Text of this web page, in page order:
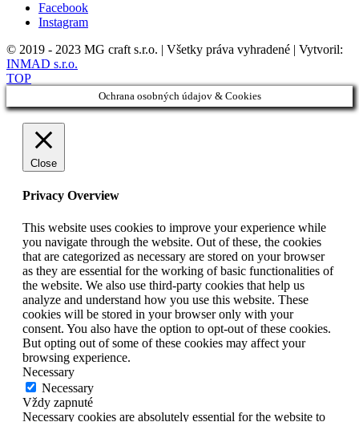
Facebook
Instagram
© 2019 - 2023 MG craft s.r.o. | Všetky práva vyhradené | Vytvoril:
INMAD s.r.o.
TOP
Ochrana osobných údajov & Cookies
Close
Privacy Overview
This website uses cookies to improve your experience while
you navigate through the website. Out of these, the cookies
that are categorized as necessary are stored on your browser
as they are essential for the working of basic functionalities of
the website. We also use third-party cookies that help us
analyze and understand how you use this website. These
cookies will be stored in your browser only with your
consent. You also have the option to opt-out of these cookies.
But opting out of some of these cookies may affect your
browsing experience.
Necessary
Necessary
Vždy zapnuté
Necessary cookies are absolutely essential for the website to